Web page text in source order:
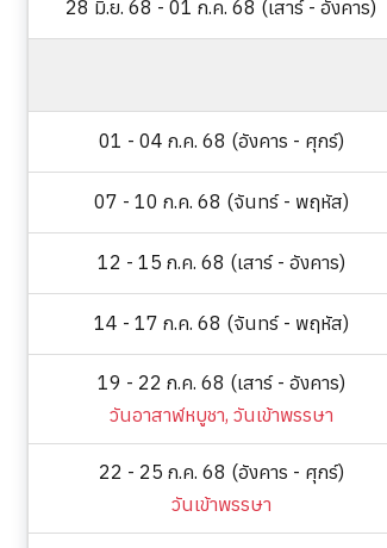
28 มิ.ย. 68 - 01 ก.ค. 68 (เสาร์ - อังคาร)
01 - 04 ก.ค. 68 (อังคาร - ศุกร์)
07 - 10 ก.ค. 68 (จันทร์ - พฤหัส)
12 - 15 ก.ค. 68 (เสาร์ - อังคาร)
14 - 17 ก.ค. 68 (จันทร์ - พฤหัส)
19 - 22 ก.ค. 68 (เสาร์ - อังคาร)
วันอาสาฬหบูชา, วันเข้าพรรษา
22 - 25 ก.ค. 68 (อังคาร - ศุกร์)
วันเข้าพรรษา